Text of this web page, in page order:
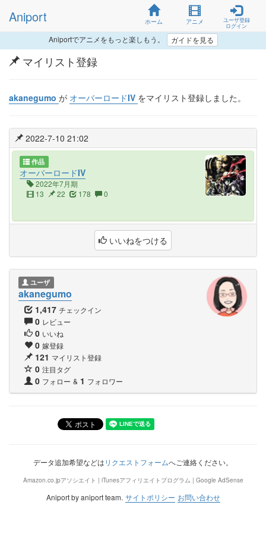
Aniport ホーム アニメ
ユーザ登録
ログイン
Aniportでアニメをもっと楽しもう。 ガイドを見る
マイリスト登録
akanegumo が オーバーロードIV をマイリスト登録しました。
2022-7-10 21:02
作品
オーバーロードIV
2022年7月期
13
22 178 0
いいねをつける
ユーザ
akanegumo
1,417 チェックイン
0 レビュー
0 いいね
0 嫁登録
121 マイリスト登録
0 注目タグ
0 フォロー & 1 フォロワー
データ追加希望などはリクエストフォームへご連絡ください。
Amazon.co.jpアソシエイト | iTunesアフィリエイトプログラム | Google AdSense
Aniport by aniport team. サイトポリシー お問い合わせ